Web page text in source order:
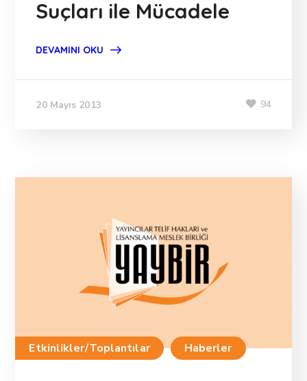
Suçları ile Mücadele
DEVAMINI OKU
20 Mayıs 2013 94
Etkinlikler/Toplantılar Haberler